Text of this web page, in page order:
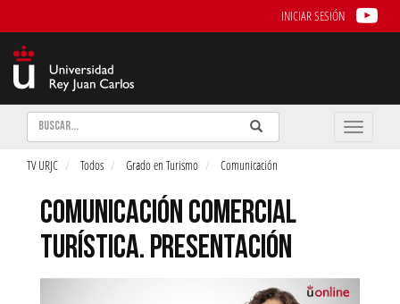
INICIAR SESIÓN
Buscar Enviar
Buscar
Toggle
TV URJC Todos Grado en Turismo Comunicación
COMUNICACIÓN COMERCIAL
TURÍSTICA. PRESENTACIÓN